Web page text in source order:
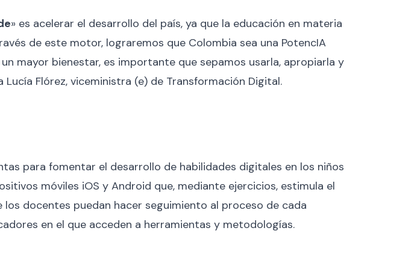
» es acelerar el desarrollo del país, ya que la educación en materia
de este motor, lograremos que Colombia sea una PotencIA
mayor bienestar, es importante que sepamos usarla, apropiarla y
Flórez, viceministra (e) de Transformación Digital.
para fomentar el desarrollo de habilidades digitales en los niños
móviles iOS y Android que, mediante ejercicios, estimula el
docentes puedan hacer seguimiento al proceso de cada
en el que acceden a herramientas y metodologías.